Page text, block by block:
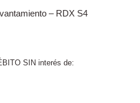
– RDX S4
SIN interés de: